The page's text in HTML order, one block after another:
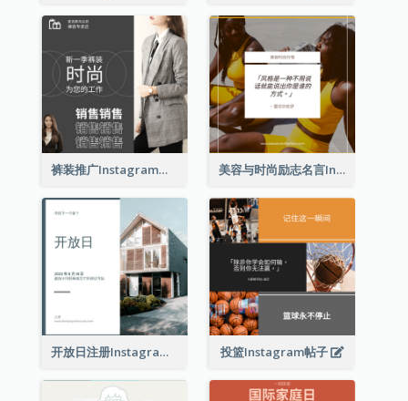
裤装推广Instagram帖子 美容与时尚励志名言Instagram帖子
开放日注册Instagram帖子 投篮Instagram帖子